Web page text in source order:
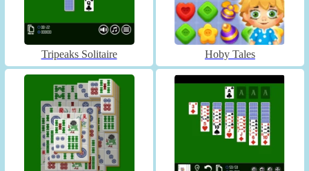
Tripeaks Solitaire Hoby Tales